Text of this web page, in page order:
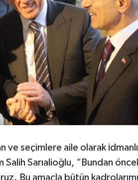
ve seçimlere aile olarak idmanlı
Salih Sarıalioğlu, “Bundan
Bu amaçla bütün